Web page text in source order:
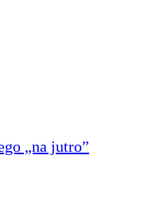
„na jutro”